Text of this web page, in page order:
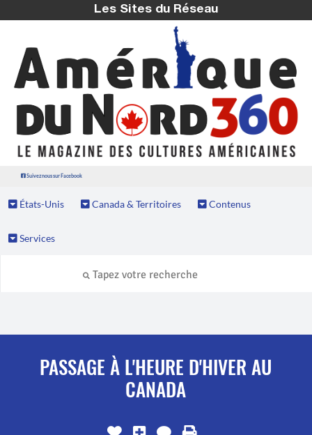
Les Sites du Réseau
Suivez nous sur Facebook
États-Unis Canada & Territoires Contenus
Services
PASSAGE À L'HEURE D'HIVER AU
CANADA